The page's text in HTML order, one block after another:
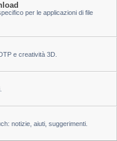
per le applicazioni di file
e creatività 3D.
notizie, aiuti, suggerimenti.